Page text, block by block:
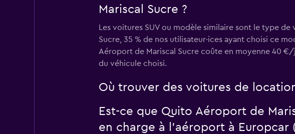
Mariscal Sucre ?
Les voitures SUV ou modèle similaire sont le type
Sucre, 35 % de nos utilisateur·ices ayant choisi ce
Aéroport de Mariscal Sucre coûte en moyenne 40
du véhicule choisi.
Où trouver des voitures de
Est-ce que Quito Aéroport de
en charge à l’aéroport à Europcar